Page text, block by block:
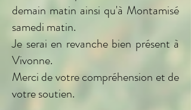
demain matin ainsi qu'à Montamisé
samedi matin.
Je serai en revanche bien présent à
Vivonne.
Merci de votre compréhension et de
votre soutien.